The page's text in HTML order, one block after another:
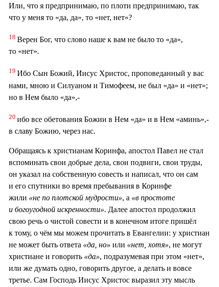
Или, что я предпринимаю, по плоти предпринимаю, так
что у меня то «да, да», то «нет, нет»?
18 Верен Бог, что слово наше к вам не было то «да»,
то «нет».
19 Ибо Сын Божий, Иисус Христос, проповеданный у вас
нами, мною и Силуаном и Тимофеем, не был «да» и «нет»;
но в Нем было «да»,-
20 ибо все обетования Божии в Нем «да» и в Нем «аминь»,-
в славу Божию, через нас.
Обращаясь к христианам Коринфа, апостол Павел не стал
вспоминать свои добрые дела, свои подвиги, свои труды,
он указал на собственную совесть и написал, что он сам
и его спутники во время пребывания в Коринфе
жили «не по плотской мудрости», а «в простоте
и богоугодной искренности». Далее апостол продолжил
свою речь о чистой совести и в конечном итоге пришёл
к тому, о чём мы можем прочитать в Евангелии: у христиан
не может быть ответа «да, но» или «нет, хотя», не могут
христиане и говорить «да», подразумевая при этом «нет»,
или же думать одно, говорить другое, а делать и вовсе
третье. Сам Господь Иисус Христос выразил эту мысль